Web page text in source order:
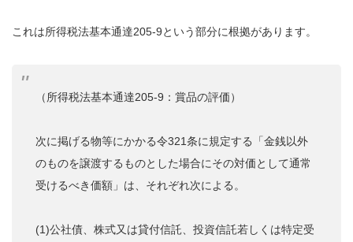
これは所得税法基本通達205-9という部分に根拠があります。
（所得税法基本通達205-9：賞品の評価）
次に掲げる物等にかかる令321条に規定する「金銭以外
のものを譲渡するものとした場合にその対価として通常
受けるべき価額」は、それぞれ次による。
(1)公社債、株式又は貸付信託、投資信託若しくは特定受